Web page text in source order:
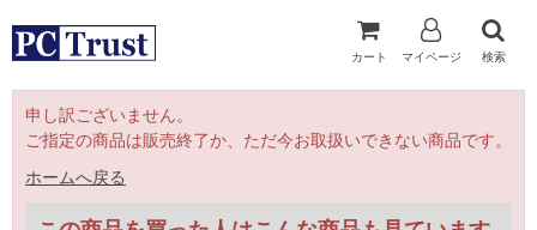
カート マイページ 検索
申し訳ございません。
ご指定の商品は販売終了か、ただ今お取扱いできない商品です。
ホームへ戻る